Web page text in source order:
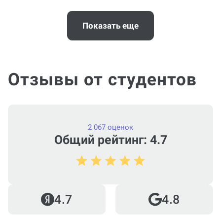
Почему выгодно заказать
консультацию по проектной работе
на Work5?
Помощь с услугой Проектная работа
Как работает гарантия?
Показать еще
Отзывы от студентов
Общий рейтинг: 4.7
2 067 оценок
4.7 4.8